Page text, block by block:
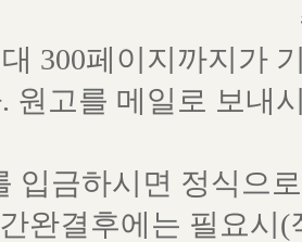
300페이지까지가
원고를 메일로 보내
입금하시면 정식으
완결후에는 필요시